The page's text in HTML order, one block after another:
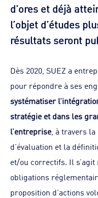
d’ores et déjà
l’objet d’études
résultats seront
Dès 2020, SUEZ a
pour répondre à ses
systématiser
stratégie et dans les
l’entreprise, à travers
d’évaluation et la
et/ou correctifs. Il
obligations
proposition d’actions